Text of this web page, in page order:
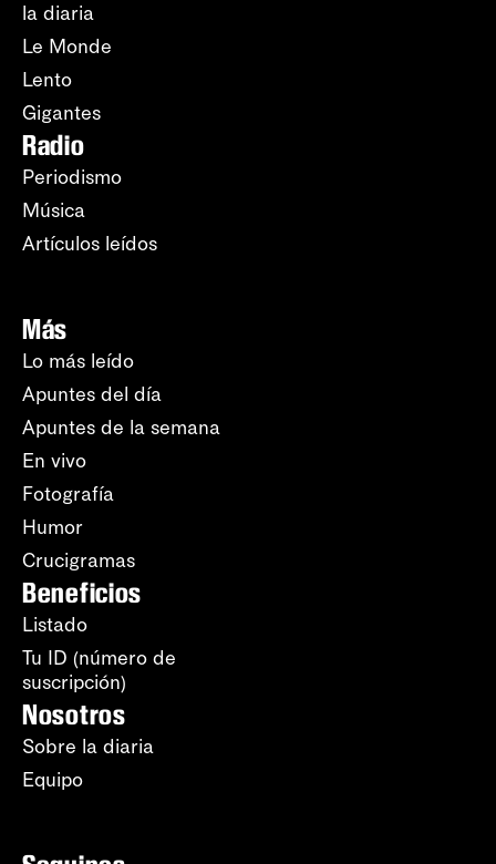
la diaria
Le Monde
Lento
Gigantes
Radio
Periodismo
Música
Artículos leídos
Más
Lo más leído
Apuntes del día
Apuntes de la semana
En vivo
Fotografía
Humor
Crucigramas
Beneficios
Listado
Tu ID (número de
suscripción)
Nosotros
Sobre la diaria
Equipo